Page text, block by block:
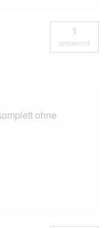
1
antwoord
ohne